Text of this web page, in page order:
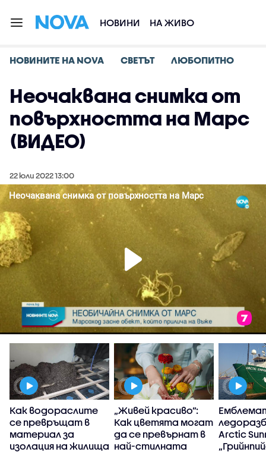
НОВИНИ НА ЖИВО
НОВИНИТЕ НА NOVA СВЕТЪТ ЛЮБОПИТНО
Неочаквана снимка от
повърхността на Марс
(ВИДЕО)
22 юли 2022 13:00
Как водораслите
се превръщат в
материал за
изолация на жилища
„Живей красиво”:
Как цветята могат
да се превърнат в
най-стилната
Arctic